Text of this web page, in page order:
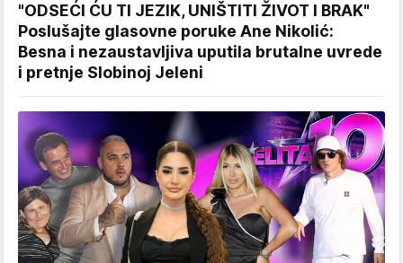
"ODSEĆI ĆU TI JEZIK, UNIŠTITI ŽIVOT I BRAK"
Poslušajte glasovne poruke Ane Nikolić:
Besna i nezaustavljiva uputila brutalne uvrede
i pretnje Slobinoj Jeleni